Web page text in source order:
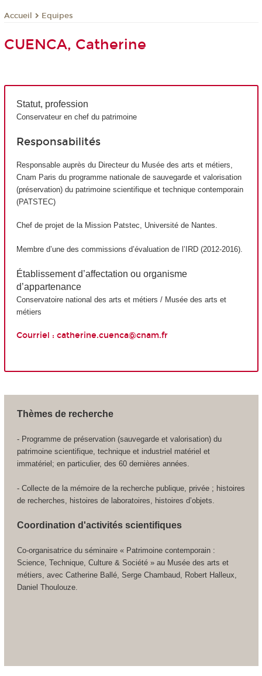
Accueil Equipes
CUENCA, Catherine
Statut, profession
Conservateur en chef du patrimoine
Responsabilités
Responsable auprès du Directeur du Musée des arts et métiers,
Cnam Paris du programme nationale de sauvegarde et valorisation
(préservation) du patrimoine scientifique et technique contemporain
(PATSTEC)
Chef de projet de la Mission Patstec, Université de Nantes.
Membre d’une des commissions d’évaluation de l’IRD (2012-2016).
Établissement d’affectation ou organisme
d’appartenance
Conservatoire national des arts et métiers / Musée des arts et
métiers
Courriel : catherine.cuenca@cnam.fr
Thèmes de recherche
- Programme de préservation (sauvegarde et valorisation) du
patrimoine scientifique, technique et industriel matériel et
immatériel; en particulier, des 60 dernières années.
- Collecte de la mémoire de la recherche publique, privée ; histoires
de recherches, histoires de laboratoires, histoires d’objets.
Coordination d'activités scientifiques
Co-organisatrice du séminaire « Patrimoine contemporain :
Science, Technique, Culture & Société » au Musée des arts et
métiers, avec Catherine Ballé, Serge Chambaud, Robert Halleux,
Daniel Thoulouze.